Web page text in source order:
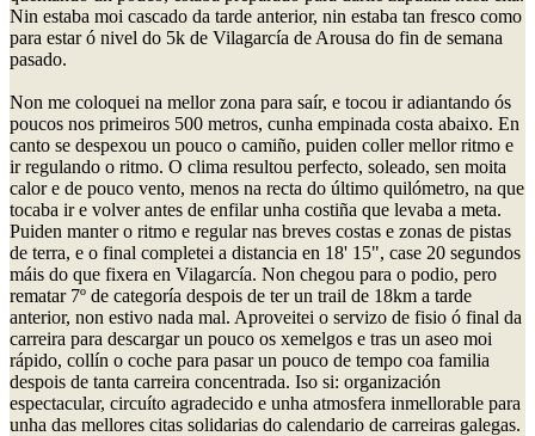
Nin estaba moi cascado da tarde anterior, nin estaba tan fresco como
para estar ó nivel do 5k de Vilagarcía de Arousa do fin de semana
pasado.
Non me coloquei na mellor zona para saír, e tocou ir adiantando ós
poucos nos primeiros 500 metros, cunha empinada costa abaixo. En
canto se despexou un pouco o camiño, puiden coller mellor ritmo e
ir regulando o ritmo. O clima resultou perfecto, soleado, sen moita
calor e de pouco vento, menos na recta do último quilómetro, na que
tocaba ir e volver antes de enfilar unha costiña que levaba a meta.
Puiden manter o ritmo e regular nas breves costas e zonas de pistas
de terra, e o final completei a distancia en 18' 15", case 20 segundos
máis do que fixera en Vilagarcía. Non chegou para o podio, pero
rematar 7º de categoría despois de ter un trail de 18km a tarde
anterior, non estivo nada mal. Aproveitei o servizo de fisio ó final da
carreira para descargar un pouco os xemelgos e tras un aseo moi
rápido, collín o coche para pasar un pouco de tempo coa familia
despois de tanta carreira concentrada. Iso si: organización
espectacular, circuíto agradecido e unha atmosfera inmellorable para
unha das mellores citas solidarias do calendario de carreiras galegas.